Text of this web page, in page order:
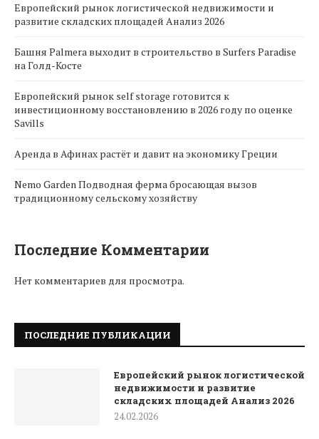
Европейский рынок логистической недвижимости и
развитие складских площадей Анализ 2026
Башня Palmera выходит в строительство в Surfers Paradise
на Голд-Косте
Европейский рынок self storage готовится к
инвестиционному восстановлению в 2026 году по оценке
Savills
Аренда в Афинах растёт и давит на экономику Греции
Nemo Garden Подводная ферма бросающая вызов
традиционному сельскому хозяйству
Последние Комментарии
Нет комментариев для просмотра.
ПОСЛЕДНИЕ ПУБЛИКАЦИИ
Европейский рынок логистической
недвижимости и развитие
складских площадей Анализ 2026
24.02.2026